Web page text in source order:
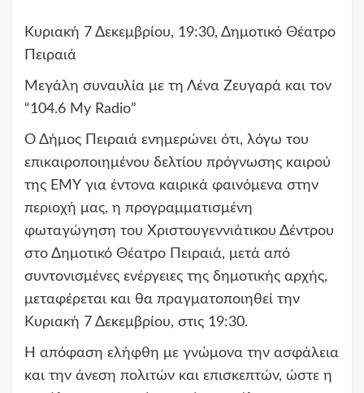
Kυριακή 7 Δεκεμβρίου, 19:30, Δημοτικό Θέατρο
Πειραιά
Μεγάλη συναυλία με τη Λένα Ζευγαρά και τον
“104.6 My Radio”
Ο Δήμος Πειραιά ενημερώνει ότι, λόγω του
επικαιροποιημένου δελτίου πρόγνωσης καιρού
της ΕΜΥ για έντονα καιρικά φαινόμενα στην
περιοχή μας, η προγραμματισμένη
φωταγώγηση του Χριστουγεννιάτικου Δέντρου
στο Δημοτικό Θέατρο Πειραιά, μετά από
συντονισμένες ενέργειες της δημοτικής αρχής,
μεταφέρεται και θα πραγματοποιηθεί την
Κυριακή 7 Δεκεμβρίου, στις 19:30.
Η απόφαση ελήφθη με γνώμονα την ασφάλεια
και την άνεση πολιτών και επισκεπτών, ώστε η